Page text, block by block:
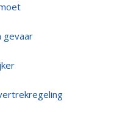
gevaar